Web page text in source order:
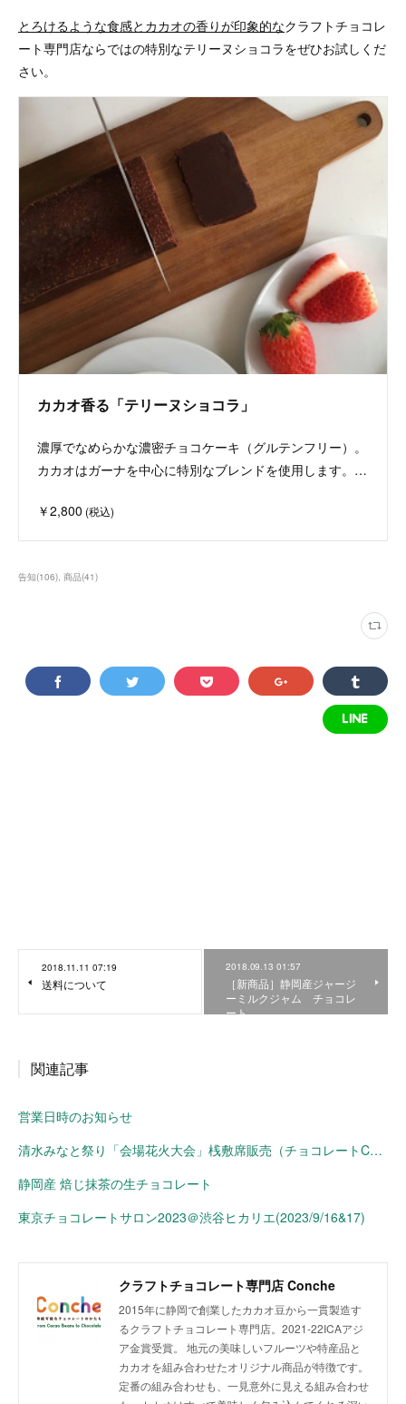
とろけるような食感とカカオの香りが印象的なクラフトチョコレ
ート専門店ならではの特別なテリーヌショコラをぜひお試しくだ
さい。
カカオ香る「テリーヌショコラ」
濃厚でなめらかな濃密チョコケーキ（グルテンフリー）。
カカオはガーナを中心に特別なブレンドを使用します。…
￥2,800 (税込)
告知(106) 商品(41)
2018.11.11 07:19
送料について
2018.09.13 01:57
［新商品］静岡産ジャージ
ーミルクジャム チョコレ
ート
関連記事
営業日時のお知らせ
清水みなと祭り「会場花火大会」桟敷席販売（チョコレートConche）
静岡産 焙じ抹茶の生チョコレート
東京チョコレートサロン2023＠渋谷ヒカリエ(2023/9/16&17)
クラフトチョコレート専門店 Conche
2015年に静岡で創業したカカオ豆から一貫製造す
るクラフトチョコレート専門店。2021-22ICAアジ
ア金賞受賞。 地元の美味しいフルーツや特産品と
カカオを組み合わせたオリジナル商品が特徴です。
定番の組み合わせも、一見意外に見える組み合わせ